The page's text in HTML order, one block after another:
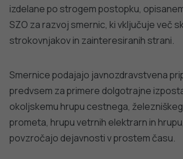
izdelane po strogem postopku,
SZO za razvoj smernic, ki vključuje več
strokovnjakov in zainteresiranih strani.
Smernice podajajo javnozdravstvena
predvsem za primere dolgotrajne
okoljskemu hrupu cestnega,
prometa, hrupu vetrnih elektrarn in
povzročajo dejavnosti v prostem času.